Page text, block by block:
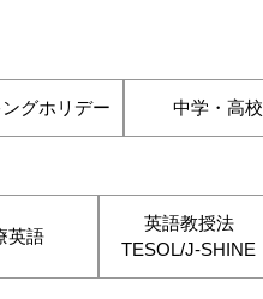
グホリデー 中学・高校
英語
英語教授法
TESOL/J-SHINE